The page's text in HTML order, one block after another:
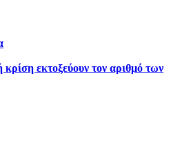
κρίση εκτοξεύουν τον αριθμό των